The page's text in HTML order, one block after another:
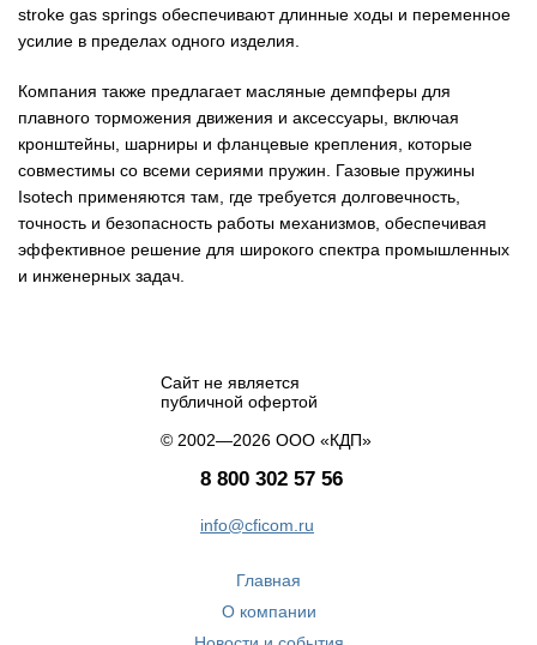
stroke gas springs обеспечивают длинные ходы и переменное
усилие в пределах одного изделия.
Компания также предлагает масляные демпферы для
плавного торможения движения и аксессуары, включая
кронштейны, шарниры и фланцевые крепления, которые
совместимы со всеми сериями пружин. Газовые пружины
Isotech применяются там, где требуется долговечность,
точность и безопасность работы механизмов, обеспечивая
эффективное решение для широкого спектра промышленных
и инженерных задач.
Сайт не является
публичной офертой
© 2002—2026 ООО «КДП»
8 800 302 57 56
info@cficom.ru
Главная
О компании